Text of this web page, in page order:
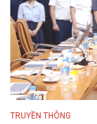
TRUYỀN THÔNG